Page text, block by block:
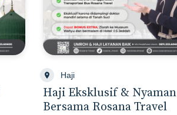
Haji
Haji Eksklusif & Nyaman
Bersama Rosana Travel